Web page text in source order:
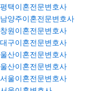
평택이혼전문변호사
남양주이혼전문변호사
창원이혼전문변호사
대구이혼전문변호사
울산이혼전문변호사
울산이혼전문변호사
서울이혼전문변호사